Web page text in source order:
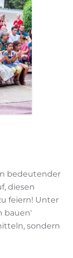
bedeutender
diesen
feiern! Unter
bauen'
sondern